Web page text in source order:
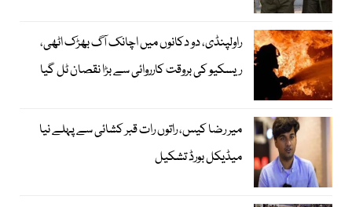
راولپنڈی، دو دکانوں میں اچانک آگ بھڑک اٹھی،
ریسکیو کی بروقت کارروائی سے بڑا نقصان ٹل گیا
میر رضا کیس، راتوں رات قبر کشائی سے پہلے نیا
میڈیکل بورڈ تشکیل